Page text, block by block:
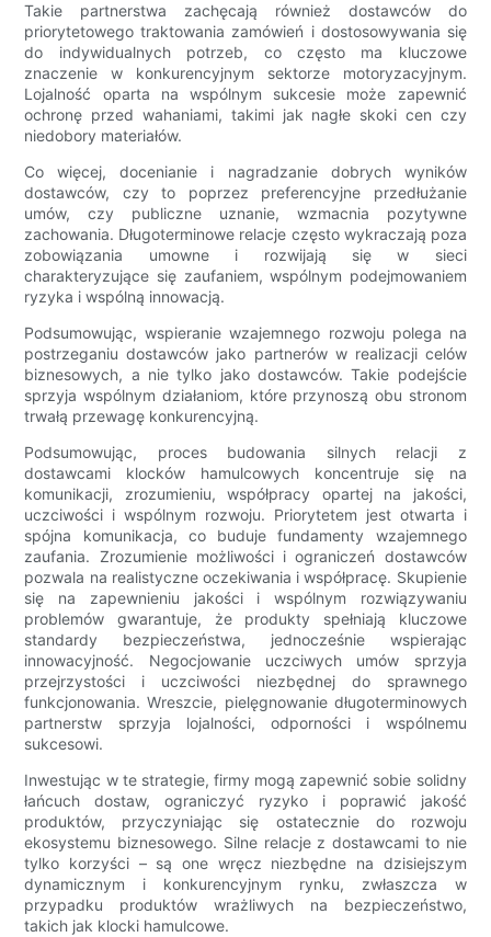
Takie partnerstwa zachęcają również dostawców do
priorytetowego traktowania zamówień i dostosowywania się
do indywidualnych potrzeb, co często ma kluczowe
znaczenie w konkurencyjnym sektorze motoryzacyjnym.
Lojalność oparta na wspólnym sukcesie może zapewnić
ochronę przed wahaniami, takimi jak nagłe skoki cen czy
niedobory materiałów.
Co więcej, docenianie i nagradzanie dobrych wyników
dostawców, czy to poprzez preferencyjne przedłużanie
umów, czy publiczne uznanie, wzmacnia pozytywne
zachowania. Długoterminowe relacje często wykraczają poza
zobowiązania umowne i rozwijają się w sieci
charakteryzujące się zaufaniem, wspólnym podejmowaniem
ryzyka i wspólną innowacją.
Podsumowując, wspieranie wzajemnego rozwoju polega na
postrzeganiu dostawców jako partnerów w realizacji celów
biznesowych, a nie tylko jako dostawców. Takie podejście
sprzyja wspólnym działaniom, które przynoszą obu stronom
trwałą przewagę konkurencyjną.
Podsumowując, proces budowania silnych relacji z
dostawcami klocków hamulcowych koncentruje się na
komunikacji, zrozumieniu, współpracy opartej na jakości,
uczciwości i wspólnym rozwoju. Priorytetem jest otwarta i
spójna komunikacja, co buduje fundamenty wzajemnego
zaufania. Zrozumienie możliwości i ograniczeń dostawców
pozwala na realistyczne oczekiwania i współpracę. Skupienie
się na zapewnieniu jakości i wspólnym rozwiązywaniu
problemów gwarantuje, że produkty spełniają kluczowe
standardy bezpieczeństwa, jednocześnie wspierając
innowacyjność. Negocjowanie uczciwych umów sprzyja
przejrzystości i uczciwości niezbędnej do sprawnego
funkcjonowania. Wreszcie, pielęgnowanie długoterminowych
partnerstw sprzyja lojalności, odporności i wspólnemu
sukcesowi.
Inwestując w te strategie, firmy mogą zapewnić sobie solidny
łańcuch dostaw, ograniczyć ryzyko i poprawić jakość
produktów, przyczyniając się ostatecznie do rozwoju
ekosystemu biznesowego. Silne relacje z dostawcami to nie
tylko korzyści – są one wręcz niezbędne na dzisiejszym
dynamicznym i konkurencyjnym rynku, zwłaszcza w
przypadku produktów wrażliwych na bezpieczeństwo,
takich jak klocki hamulcowe.